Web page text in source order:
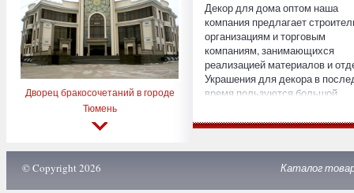
Дворец бракосочетаний в городе
Тюмень
Декор для дома оптом наша
компания предлагает
организациям и торговым
компаниям, занимающихся
реализацией материалов и
Украшения для декора в
время пользуются большой
застройщиков и владельцев
построить дом в историческом
стиле. Также декоративные
© Copyright 2026 Каталог